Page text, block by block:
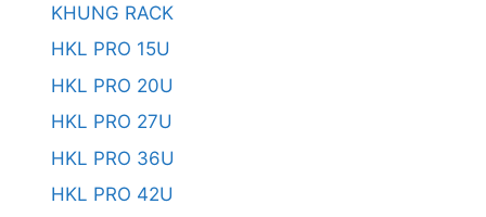
KHUNG RACK
HKL PRO 15U
HKL PRO 20U
HKL PRO 27U
HKL PRO 36U
HKL PRO 42U